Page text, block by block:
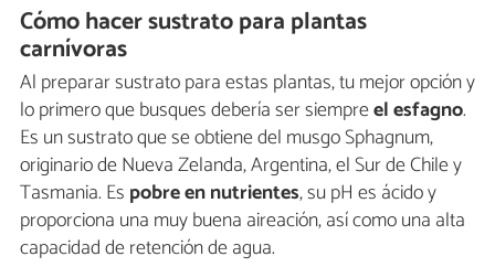
Cómo hacer sustrato para plantas
carnívoras
Al preparar sustrato para estas plantas, tu mejor opción y
lo primero que busques debería ser siempreel esfagno.
Es un sustrato que se obtiene del musgo Sphagnum,
originario de Nueva Zelanda, Argentina, el Sur de Chile y
Tasmania. Es pobre en nutrientes, su pH es ácido y
proporciona una muy buena aireación, así como una alta
capacidad de retención de agua.